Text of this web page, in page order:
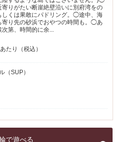
寄りがたい断崖絶壁沿いに別府湾をの
しくは果敢にパドリング。◯途中、海
寄り先の砂浜でおやつの時間も。◯あ
次第、時間的に余...
たり（税込）
（SUP）
で遊べる